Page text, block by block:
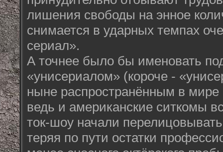
лишения свободы на энное
снимается в ударных темпах
сериал».
А точнее было бы именовать
«унисериалом» (короче -
ныне распространённым в
ведь и американские ситкомы
ток-шоу начали
теряя по пути остатки